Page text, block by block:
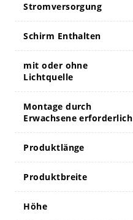
Stromversorgung
Schirm Enthalten
mit oder ohne
Lichtquelle
Montage durch
Erwachsene erforderlich
Produktlänge
Produktbreite
Höhe